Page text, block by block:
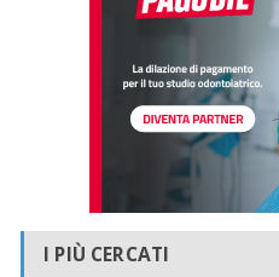
I PIÙ CERCATI